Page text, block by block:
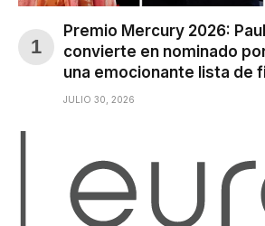
Premio Mercury 2026:
convierte en nominado
una emocionante lista de
JULIO 30, 2026